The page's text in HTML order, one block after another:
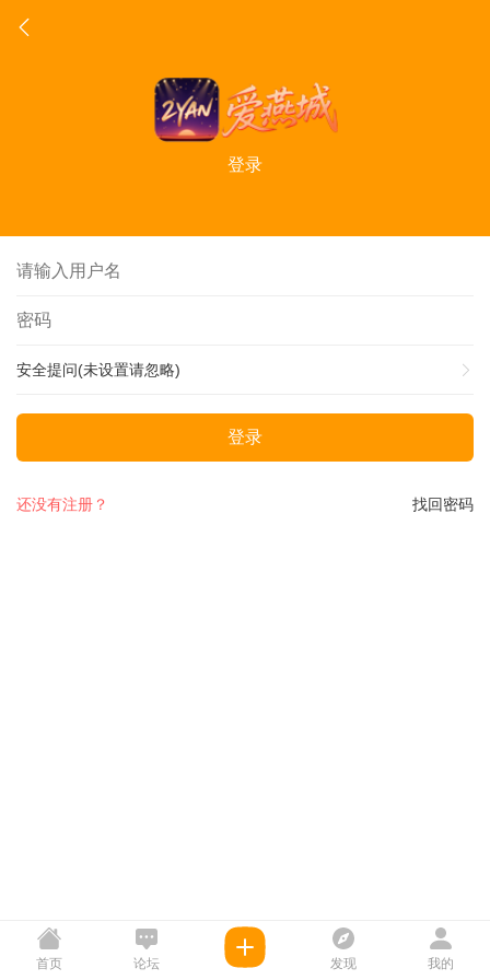
登录
安全提问(未设置请忽略)
登录
找回密码
还没有注册？
首页 论坛 发现 我的